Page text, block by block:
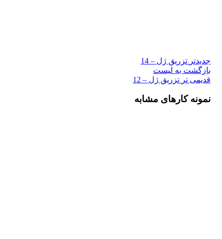
جدیدتر تزریق ژل – 14
بازگشت به لیست
قدیمی تر تزریق ژل – 12
نمونه کارهای مشابه